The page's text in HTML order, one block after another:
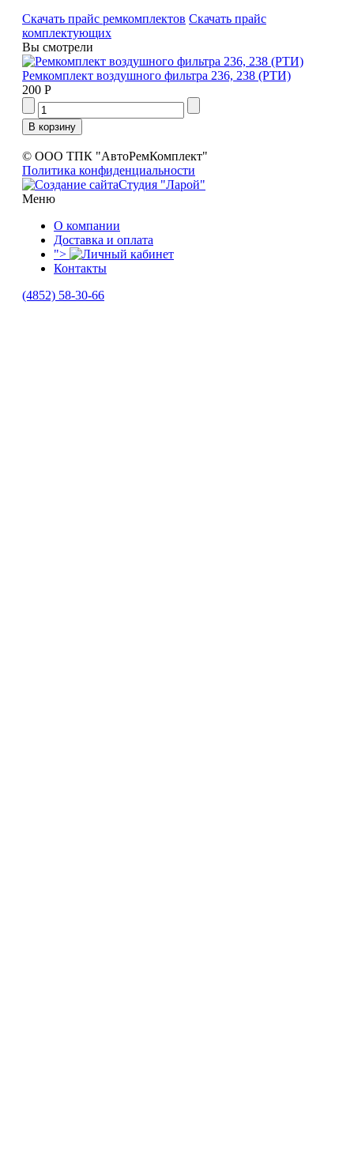
Скачать прайс ремкомплектов Скачать прайс
комплектующих
Вы смотрели
Ремкомплект воздушного фильтра 236, 238 (РТИ)
200 Р
© ООО ТПК "АвтоРемКомплект"
Политика конфиденциальности
Студия "Ларой"
Меню
О компании
Доставка и оплата
">
Контакты
(4852) 58-30-66